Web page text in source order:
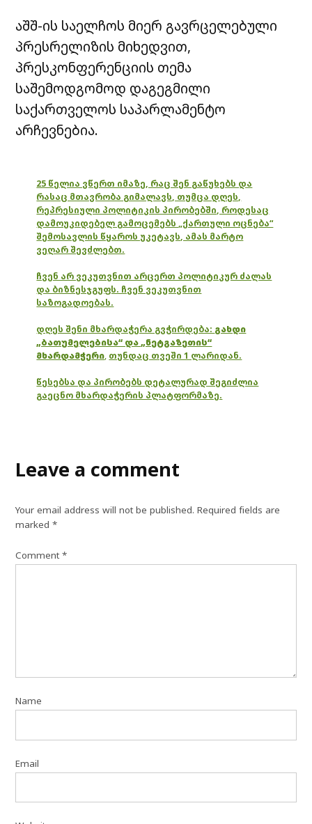
აშშ-ის საელჩოს მიერ გავრცელებული
პრესრელიზის მიხედვით,
პრესკონფერენციის თემა
საშემოდგომოდ დაგეგმილი
საქართველოს საპარლამენტო
არჩევნებია.
25 წელია ვწერთ იმაზე, რაც შენ გაწუხებს და
რასაც მთავრობა გიმალავს, თუმცა დღეს,
რეპრესიული პოლიტიკის პირობებში, როდესაც
დამოუკიდებელ გამოცემებს „ქართული ოცნება“
შემოსავლის წყაროს უკეტავს, ამას მარტო
ვეღარ შევძლებთ.
ჩვენ არ ვეკუთვნით არცერთ პოლიტიკურ ძალას
და ბიზნესჯგუფს. ჩვენ ვეკუთვნით
საზოგადოებას.
დღეს შენი მხარდაჭერა გვჭირდება: გახდი
„ბათუმელებისა“ და „ნეტგაზეთის“
მხარდამჭერი, თუნდაც თვეში 1 ლარიდან.
წესებსა და პირობებს დეტალურად შეგიძლია
გაეცნო მხარდაჭერის პლატფორმაზე.
Leave a comment
Your email address will not be published. Required fields are
marked*
Comment*
Name
Email